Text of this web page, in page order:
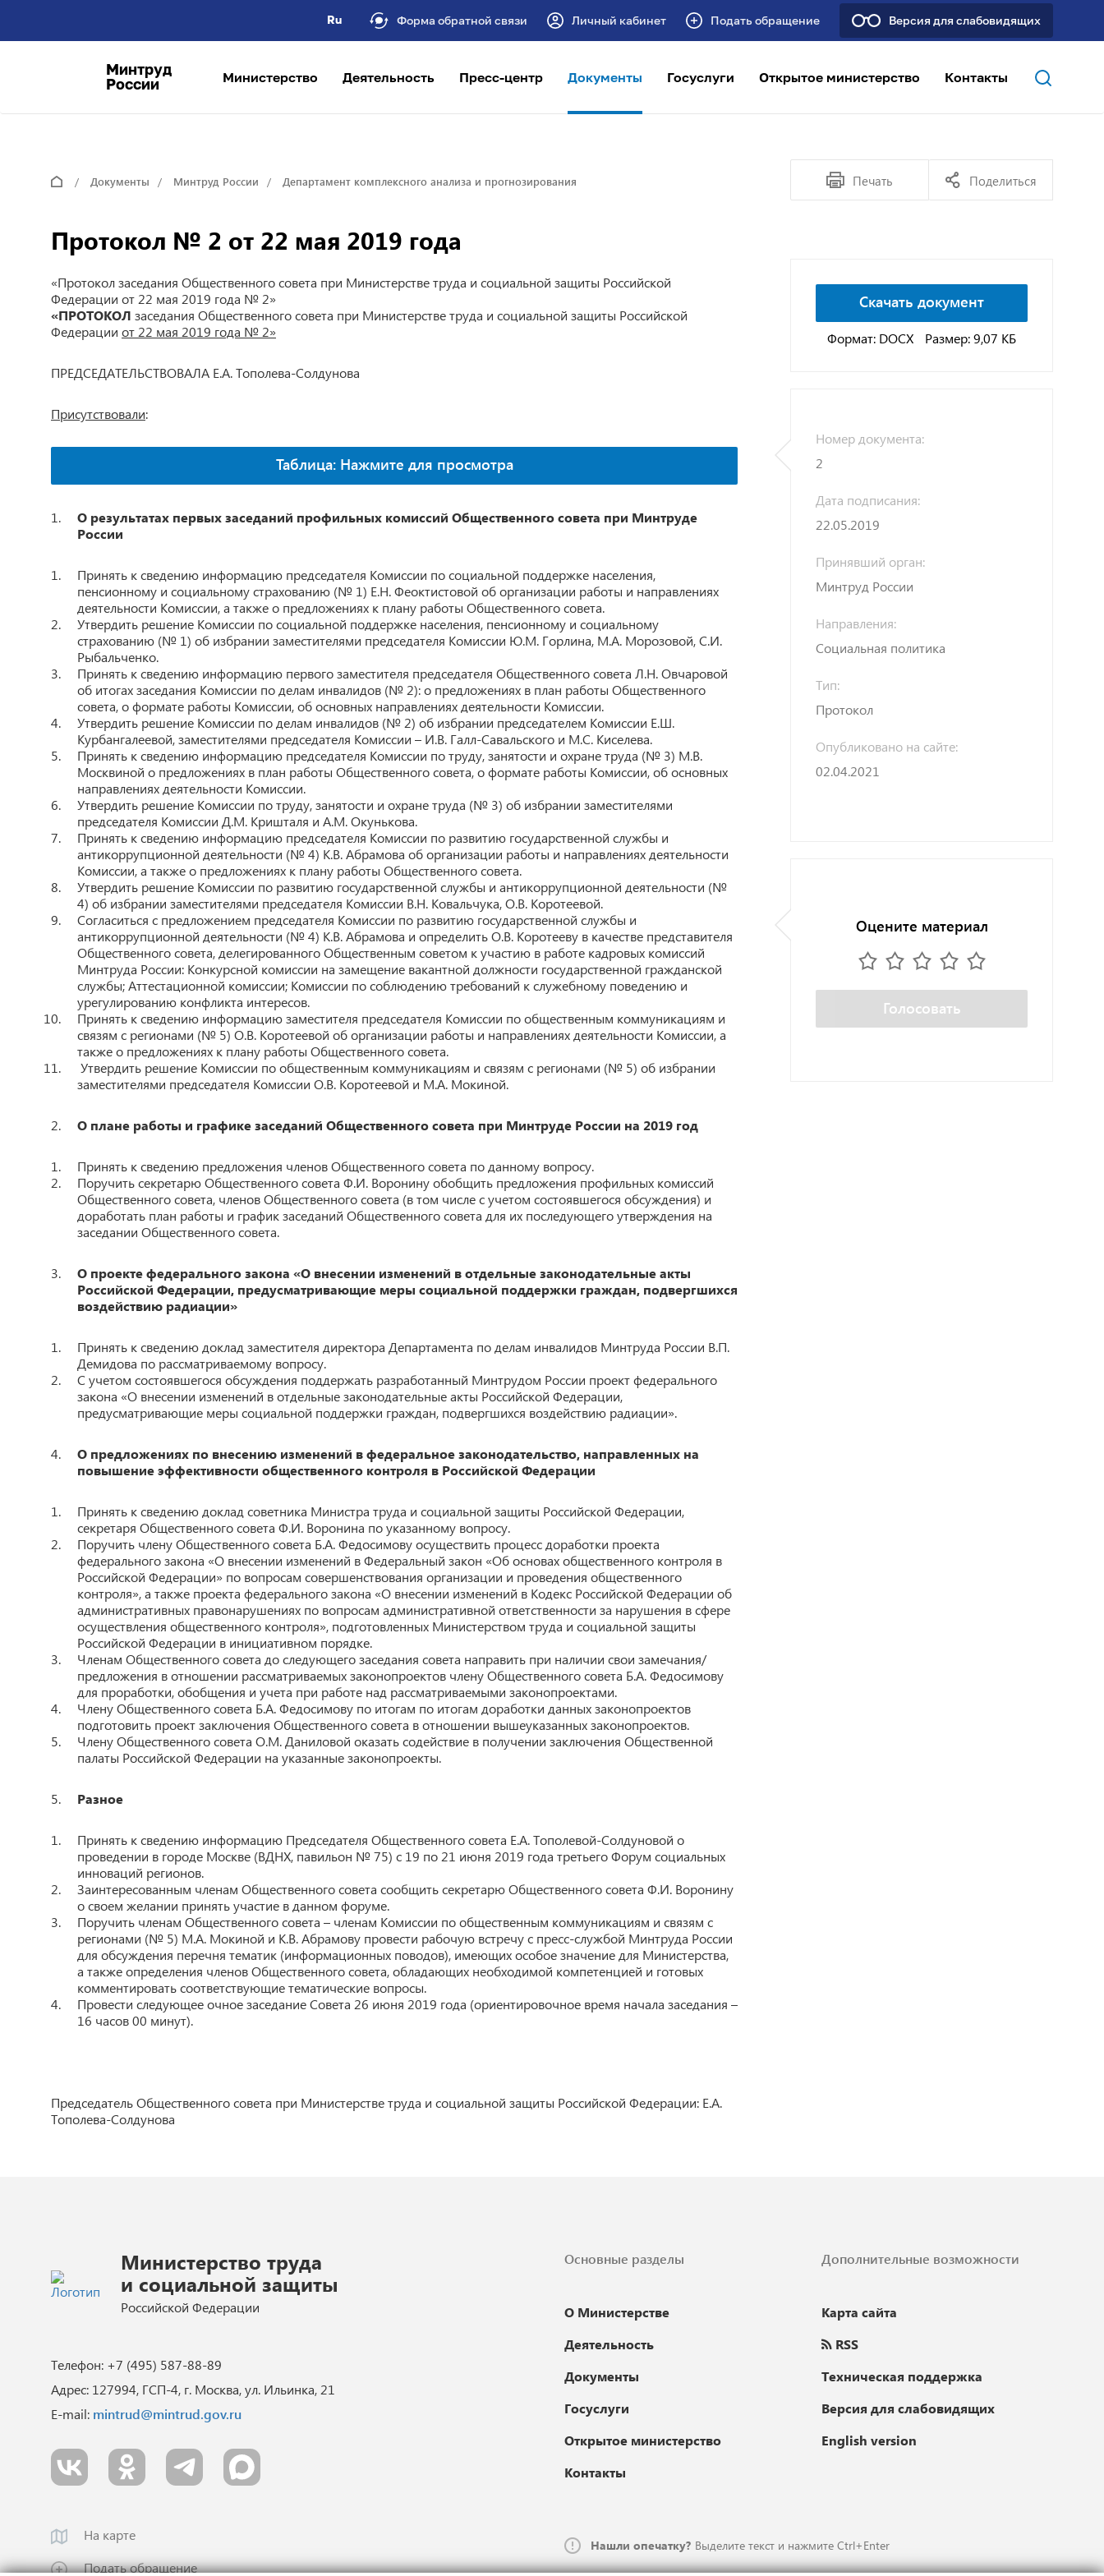
Ru Форма обратной связи Личный кабинет Подать обращение Версия для слабовидящих
Минтруд
России
Министерство Деятельность Пресс-центр Документы Госуслуги Открытое министерство Контакты
Документы Минтруд России Департамент комплексного анализа и прогнозирования Печать Поделиться
Протокол № 2 от 22 мая 2019 года
«Протокол заседания Общественного совета при Министерстве труда и социальной защиты Российской
Федерации от 22 мая 2019 года № 2»
«ПРОТОКОЛ заседания Общественного совета при Министерстве труда и социальной защиты Российской
Федерации от 22 мая 2019 года № 2»
ПРЕДСЕДАТЕЛЬСТВОВАЛА Е.А. Тополева-Солдунова
Присутствовали:
Таблица: Нажмите для просмотра
О результатах первых заседаний профильных комиссий Общественного совета при Минтруде
России
Принять к сведению информацию председателя Комиссии по социальной поддержке населения,
пенсионному и социальному страхованию (№ 1) Е.Н. Феоктистовой об организации работы и направлениях
деятельности Комиссии, а также о предложениях к плану работы Общественного совета.
Утвердить решение Комиссии по социальной поддержке населения, пенсионному и социальному
страхованию (№ 1) об избрании заместителями председателя Комиссии Ю.М. Горлина, М.А. Морозовой, С.И.
Рыбальченко.
Принять к сведению информацию первого заместителя председателя Общественного совета Л.Н. Овчаровой
об итогах заседания Комиссии по делам инвалидов (№ 2): о предложениях в план работы Общественного
совета, о формате работы Комиссии, об основных направлениях деятельности Комиссии.
Утвердить решение Комиссии по делам инвалидов (№ 2) об избрании председателем Комиссии Е.Ш.
Курбангалеевой, заместителями председателя Комиссии – И.В. Галл-Савальского и М.С. Киселева.
Принять к сведению информацию председателя Комиссии по труду, занятости и охране труда (№ 3) М.В.
Москвиной о предложениях в план работы Общественного совета, о формате работы Комиссии, об основных
направлениях деятельности Комиссии.
Утвердить решение Комиссии по труду, занятости и охране труда (№ 3) об избрании заместителями
председателя Комиссии Д.М. Кришталя и А.М. Окунькова.
Принять к сведению информацию председателя Комиссии по развитию государственной службы и
антикоррупционной деятельности (№ 4) К.В. Абрамова об организации работы и направлениях деятельности
Комиссии, а также о предложениях к плану работы Общественного совета.
Утвердить решение Комиссии по развитию государственной службы и антикоррупционной деятельности (№
4) об избрании заместителями председателя Комиссии В.Н. Ковальчука, О.В. Коротеевой.
Согласиться с предложением председателя Комиссии по развитию государственной службы и
антикоррупционной деятельности (№ 4) К.В. Абрамова и определить О.В. Коротееву в качестве представителя
Общественного совета, делегированного Общественным советом к участию в работе кадровых комиссий
Минтруда России: Конкурсной комиссии на замещение вакантной должности государственной гражданской
службы; Аттестационной комиссии; Комиссии по соблюдению требований к служебному поведению и
урегулированию конфликта интересов.
Принять к сведению информацию заместителя председателя Комиссии по общественным коммуникациям и
связям с регионами (№ 5) О.В. Коротеевой об организации работы и направлениях деятельности Комиссии, а
также о предложениях к плану работы Общественного совета.
Утвердить решение Комиссии по общественным коммуникациям и связям с регионами (№ 5) об избрании
заместителями председателя Комиссии О.В. Коротеевой и М.А. Мокиной.
О плане работы и графике заседаний Общественного совета при Минтруде России на 2019 год
Принять к сведению предложения членов Общественного совета по данному вопросу.
Поручить секретарю Общественного совета Ф.И. Воронину обобщить предложения профильных комиссий
Общественного совета, членов Общественного совета (в том числе с учетом состоявшегося обсуждения) и
доработать план работы и график заседаний Общественного совета для их последующего утверждения на
заседании Общественного совета.
О проекте федерального закона «О внесении изменений в отдельные законодательные акты
Российской Федерации, предусматривающие меры социальной поддержки граждан, подвергшихся
воздействию радиации»
Принять к сведению доклад заместителя директора Департамента по делам инвалидов Минтруда России В.П.
Демидова по рассматриваемому вопросу.
С учетом состоявшегося обсуждения поддержать разработанный Минтрудом России проект федерального
закона «О внесении изменений в отдельные законодательные акты Российской Федерации,
предусматривающие меры социальной поддержки граждан, подвергшихся воздействию радиации».
О предложениях по внесению изменений в федеральное законодательство, направленных на
повышение эффективности общественного контроля в Российской Федерации
Принять к сведению доклад советника Министра труда и социальной защиты Российской Федерации,
секретаря Общественного совета Ф.И. Воронина по указанному вопросу.
Поручить члену Общественного совета Б.А. Федосимову осуществить процесс доработки проекта
федерального закона «О внесении изменений в Федеральный закон «Об основах общественного контроля в
Российской Федерации» по вопросам совершенствования организации и проведения общественного
контроля», а также проекта федерального закона «О внесении изменений в Кодекс Российской Федерации об
административных правонарушениях по вопросам административной ответственности за нарушения в сфере
осуществления общественного контроля», подготовленных Министерством труда и социальной защиты
Российской Федерации в инициативном порядке.
Членам Общественного совета до следующего заседания совета направить при наличии свои замечания/
предложения в отношении рассматриваемых законопроектов члену Общественного совета Б.А. Федосимову
для проработки, обобщения и учета при работе над рассматриваемыми законопроектами.
Члену Общественного совета Б.А. Федосимову по итогам по итогам доработки данных законопроектов
подготовить проект заключения Общественного совета в отношении вышеуказанных законопроектов.
Члену Общественного совета О.М. Даниловой оказать содействие в получении заключения Общественной
палаты Российской Федерации на указанные законопроекты.
Разное
Принять к сведению информацию Председателя Общественного совета Е.А. Тополевой-Солдуновой о
проведении в городе Москве (ВДНХ, павильон № 75) с 19 по 21 июня 2019 года третьего Форум социальных
инноваций регионов.
Заинтересованным членам Общественного совета сообщить секретарю Общественного совета Ф.И. Воронину
о своем желании принять участие в данном форуме.
Поручить членам Общественного совета – членам Комиссии по общественным коммуникациям и связям с
регионами (№ 5) М.А. Мокиной и К.В. Абрамову провести рабочую встречу с пресс-службой Минтруда России
для обсуждения перечня тематик (информационных поводов), имеющих особое значение для Министерства,
а также определения членов Общественного совета, обладающих необходимой компетенцией и готовых
комментировать соответствующие тематические вопросы.
Провести следующее очное заседание Совета 26 июня 2019 года (ориентировочное время начала заседания –
16 часов 00 минут).
Председатель Общественного совета при Министерстве труда и социальной защиты Российской Федерации: Е.А.
Тополева-Солдунова
Скачать документ
Формат: DOCX Размер: 9,07 КБ
Номер документа:
2
Дата подписания:
22.05.2019
Принявший орган:
Минтруд России
Направления:
Социальная политика
Тип:
Протокол
Опубликовано на сайте:
02.04.2021
Оцените материал
Голосовать
Министерство труда
и социальной защиты
Российской Федерации
Телефон: +7 (495) 587-88-89
Адрес: 127994, ГСП-4, г. Москва, ул. Ильинка, 21
E-mail: mintrud@mintrud.gov.ru
На карте
Подать обращение
Основные разделы
О Министерстве
Деятельность
Документы
Госуслуги
Открытое министерство
Контакты
Дополнительные возможности
Карта сайта
RSS
Техническая поддержка
Версия для слабовидящих
English version
Нашли опечатку? Выделите текст и нажмите Ctrl+Enter